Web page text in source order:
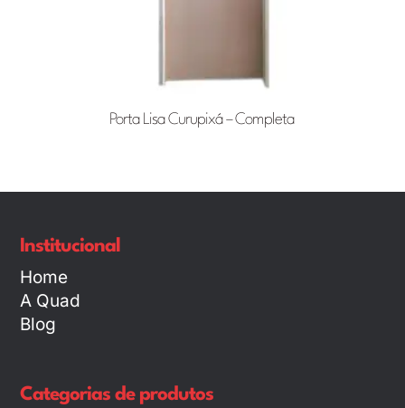
Porta Lisa Curupixá – Completa
Institucional
Home
A Quad
Blog
Categorias de produtos